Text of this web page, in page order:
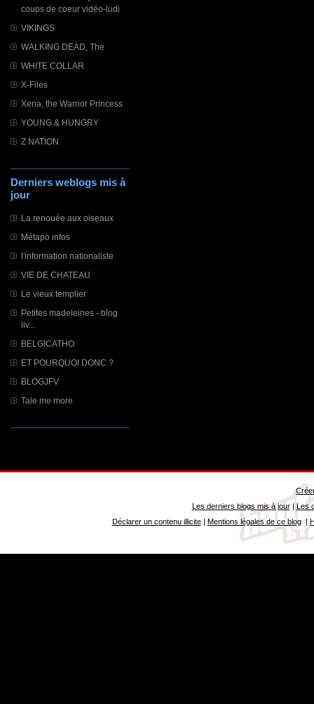
coups de coeur vidéo-ludi
VIKINGS
WALKING DEAD, The
WHITE COLLAR
X-Files
Xena, the Warrior Princess
YOUNG & HUNGRY
Z NATION
Derniers weblogs mis à
jour
La renouée aux oiseaux
Métapo infos
l'information nationaliste
VIE DE CHATEAU
Le vieux templier
Petites madeleines - blog
liv...
BELGICATHO
ET POURQUOI DONC ?
BLOGJFV
Tale me more
Les derniers blogs mis à jour| Les
Déclarer un contenu illicite| Mentions légales de ce blog|